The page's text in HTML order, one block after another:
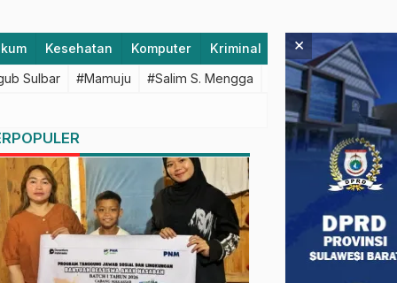
Kesehatan Komputer Kriminal Lifestyle
Sulbar #Mamuju #Salim S. Mengga #featured #Polda
×